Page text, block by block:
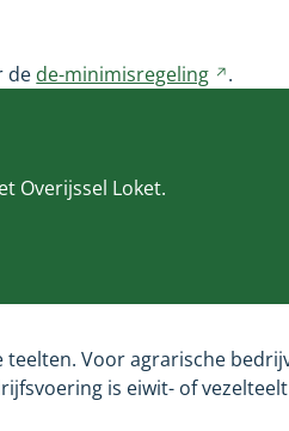
de de-minimisregeling
Verwijst
.
Overijssel Loket.
Voor agrarische
is eiwit- of